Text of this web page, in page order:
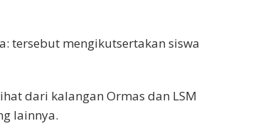
tersebut mengikutsertakan siswa
dari kalangan Ormas dan LSM
lainnya.